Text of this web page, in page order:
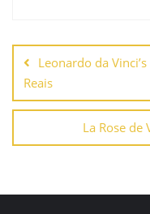
de
entradas
Leonardo da
Reais
La Rose de